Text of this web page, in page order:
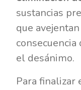
sustancias
que
el desánimo.
Para finalizar